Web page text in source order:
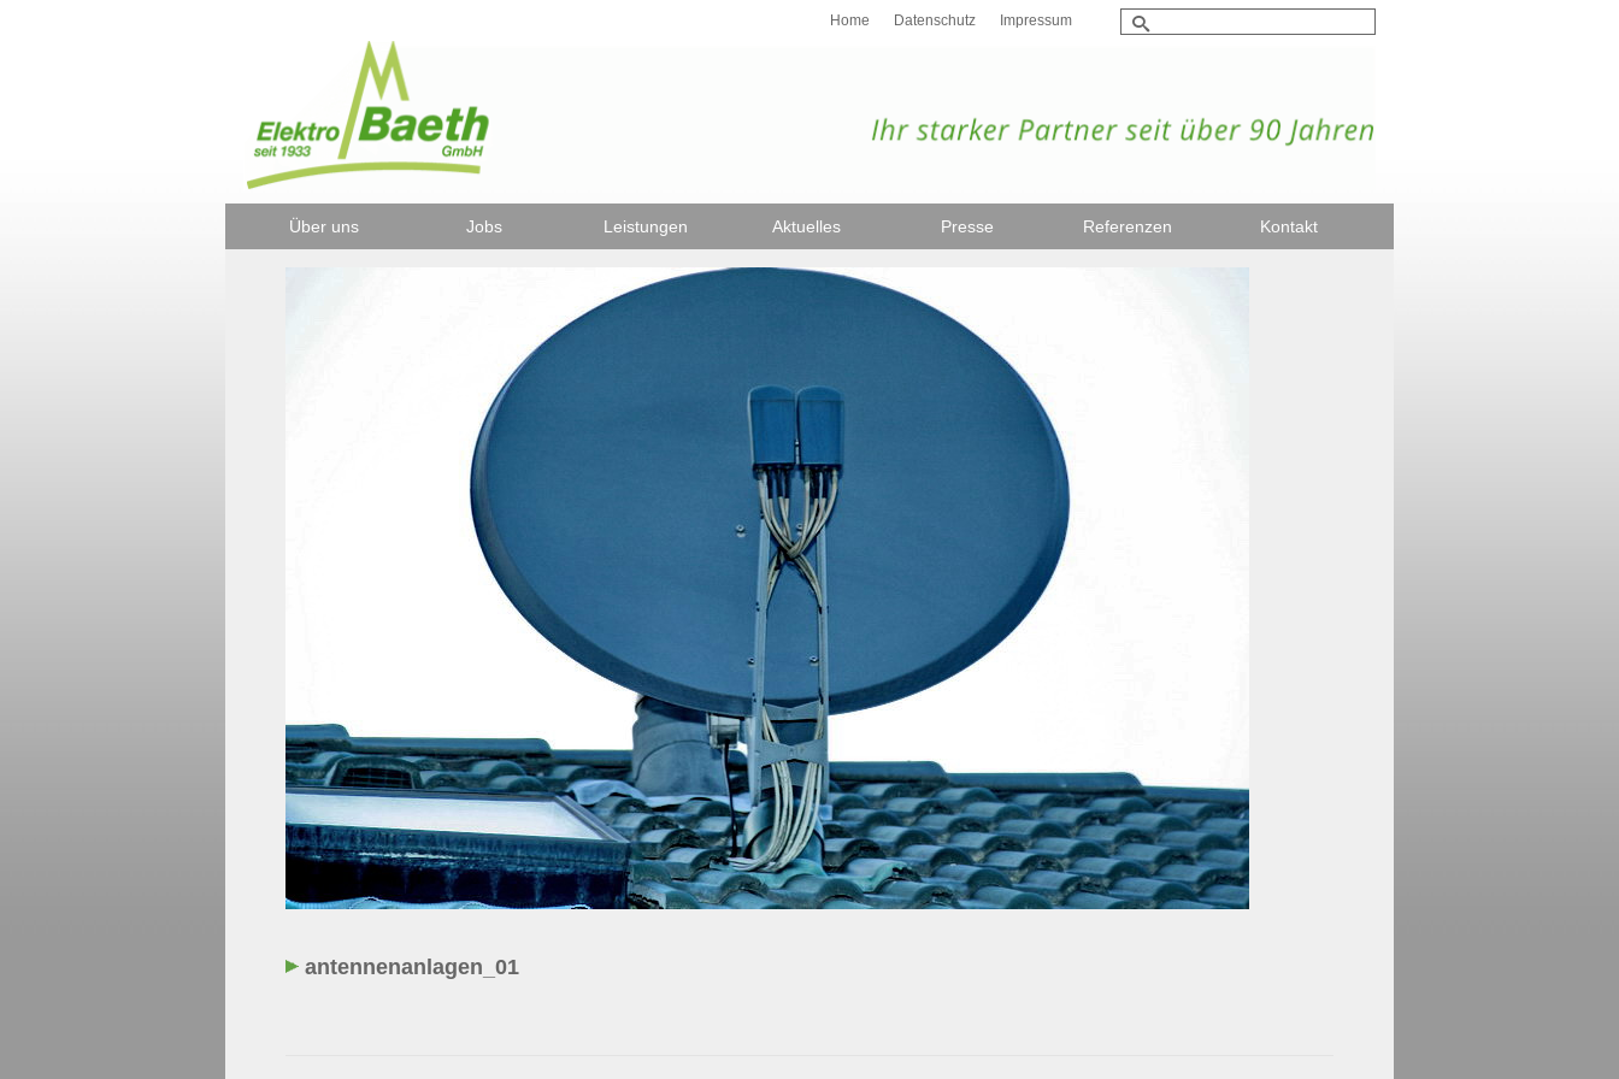
Home Datenschutz Impressum
Suche
nach:
Über uns Jobs Leistungen Aktuelles Presse Referenzen Kontakt
antennenanlagen_01